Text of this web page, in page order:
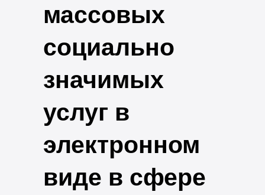
массовых
социально
значимых
услуг в
электронном
виде в сфере